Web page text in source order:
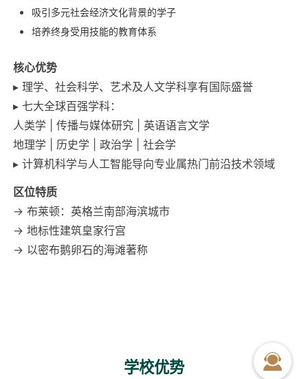
吸引多元社会经济文化背景的学子
培养终身受用技能的教育体系
核心优势
▸ 理学、社会科学、艺术及人文学科享有国际盛誉
▸ 七大全球百强学科：
人类学 | 传播与媒体研究 | 英语语言文学
地理学 | 历史学 | 政治学 | 社会学
▸ 计算机科学与人工智能导向专业属热门前沿技术领域
区位特质
→ 布莱顿：英格兰南部海滨城市
→ 地标性建筑皇家行宫
→ 以密布鹅卵石的海滩著称
学校优势